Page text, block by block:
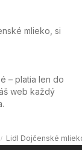
mlieko, si
– platia len do
web každý
Lidl Dojčenské